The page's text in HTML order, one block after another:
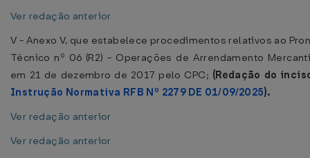
Ver redação anterior
V - Anexo V, que estabelece procedimentos relativos ao
Técnico nº 06 (R2) - Operações de Arrendamento
em 21 de dezembro de 2017 pelo CPC; (Redação do
Instrução Normativa RFB Nº 2279 DE 01/09/2025).
Ver redação anterior
Ver redação anterior